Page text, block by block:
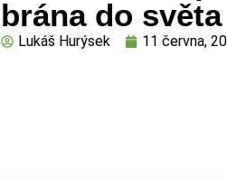
brána do
Lukáš Hurýsek 11 června,